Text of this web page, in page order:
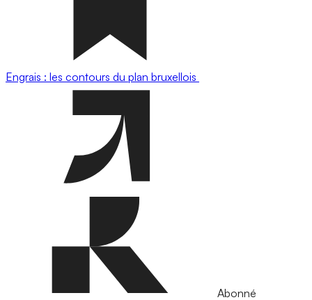
Engrais : les contours du plan bruxellois
Abonné